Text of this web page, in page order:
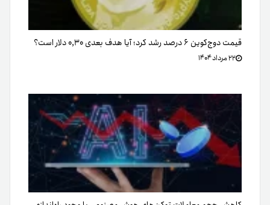
قیمت دوج‌کوین ۶ درصد رشد کرد؛ آیا هدف بعدی ۰,۳۰ دلار است؟
۲۲ مرداد ۱۴۰۴